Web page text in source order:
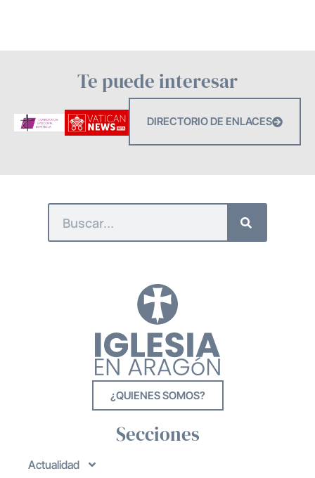
Te puede interesar
DIRECTORIO DE ENLACES
¿QUIENES SOMOS?
Secciones
Actualidad